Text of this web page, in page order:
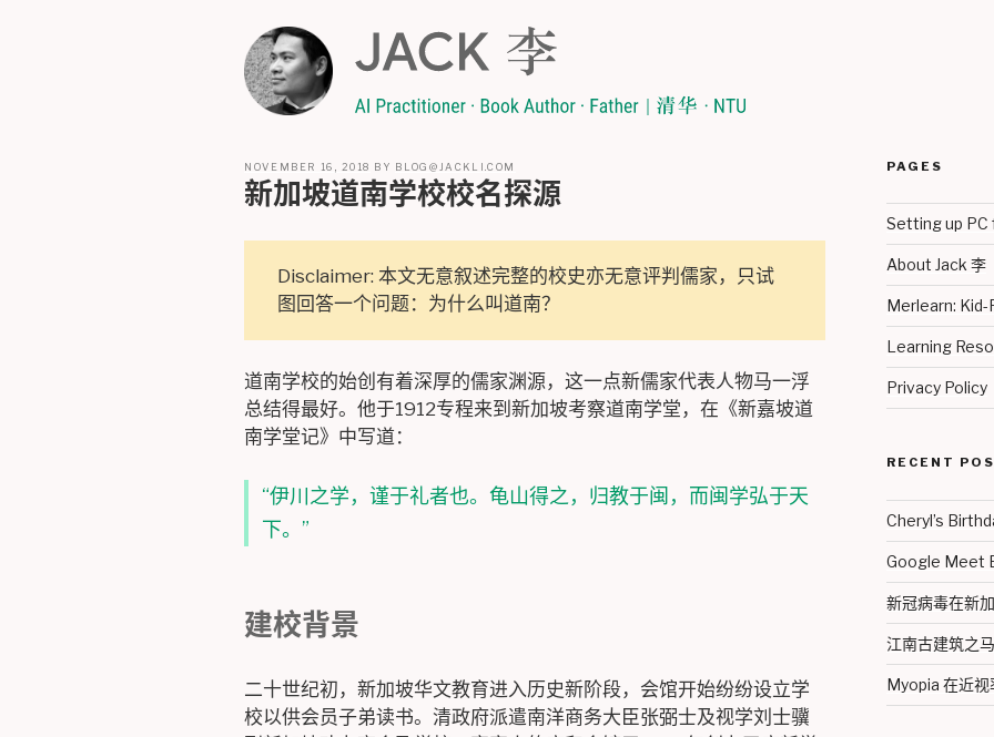
POSTED
ON
NOVEMBER 16, 2018 BY BLOG@JACKLI.COM
新加坡道南学校校名探源
Disclaimer: 本文无意叙述完整的校史亦无意评判儒家，只试
图回答一个问题：为什么叫道南？
道南学校的始创有着深厚的儒家渊源，这一点新儒家代表人物马一浮
总结得最好。他于1912专程来到新加坡考察道南学堂，在《新嘉坡道
南学堂记》中写道：
“伊川之学，谨于礼者也。龟山得之，归教于闽，而闽学弘于天
下。”
建校背景
二十世纪初，新加坡华文教育进入历史新阶段，会馆开始纷纷设立学
校以供会员子弟读书。清政府派遣南洋商务大臣张弼士及视学刘士骥
PAGES
Setting up PC
About Jack 李
Merlearn: Kid-
Learning
Privacy Policy
RECENT
Cheryl’s
Google Meet
新冠病毒在新
江南古建筑之
Myopia 在近视